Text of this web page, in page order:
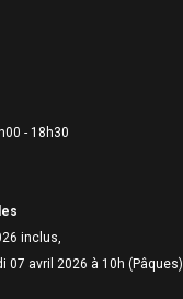
- 18h30
inclus,
07 avril 2026 à 10h (Pâques)